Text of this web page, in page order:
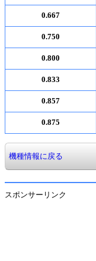
0.667
0.750
0.800
0.833
0.857
0.875
機種情報に戻る
スポンサーリンク